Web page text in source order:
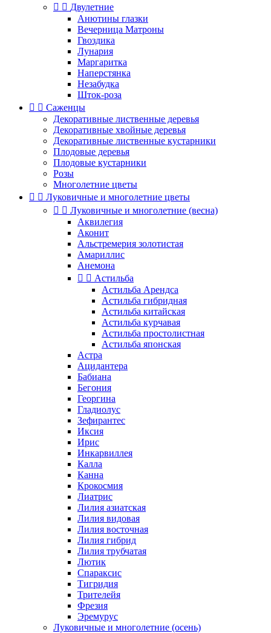
  Двулетние
Анютины глазки
Вечерница Матроны
Гвоздика
Лунария
Маргаритка
Наперстянка
Незабудка
Шток-роза
  Саженцы
Декоративные лиственные деревья
Декоративные хвойные деревья
Декоративные лиственные кустарники
Плодовые деревья
Плодовые кустарники
Розы
Многолетние цветы
  Луковичные и многолетние цветы
  Луковичные и многолетние (весна)
Аквилегия
Аконит
Альстремерия золотистая
Амариллис
Анемона
  Астильба
Астильба Арендса
Астильба гибридная
Астильба китайская
Астильба курчавая
Астильба простолистная
Астильба японская
Астра
Ацидантера
Бабиана
Бегония
Георгина
Гладиолус
Зефирантес
Иксия
Ирис
Инкарвиллея
Калла
Канна
Крокосмия
Лиатрис
Лилия азиатская
Лилия видовая
Лилия восточная
Лилия гибрид
Лилия трубчатая
Лютик
Спараксис
Тигридия
Трителейя
Фрезия
Эремурус
Луковичные и многолетние (осень)